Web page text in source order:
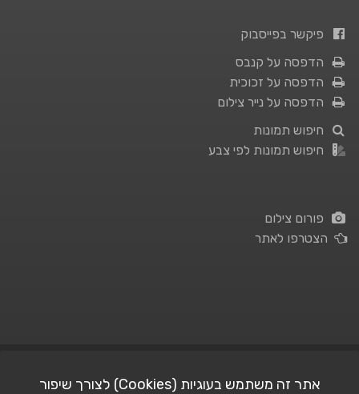
פיקשר בפייסבוק
הדפסה על קנבס
הדפסה על זכוכית
הדפסה על נייר צילום
חיפוש תמונות
חיפוש תמונות לפי צבע
פורום צילום
הצטרפו לאתר
אתר זה משתמש בעוגיות (Cookies) לצורך שיפור